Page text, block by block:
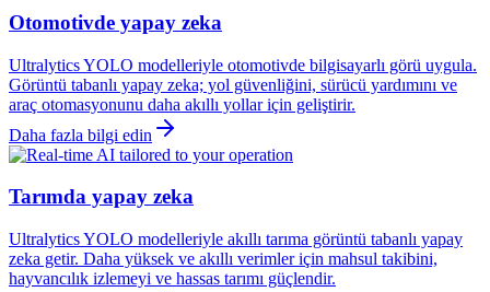
Otomotivde yapay zeka
Ultralytics YOLO modelleriyle otomotivde bilgisayarlı görü uygula.
Görüntü tabanlı yapay zeka; yol güvenliğini, sürücü yardımını ve
araç otomasyonunu daha akıllı yollar için geliştirir.
Daha fazla bilgi edin
Tarımda yapay zeka
Ultralytics YOLO modelleriyle akıllı tarıma görüntü tabanlı yapay
zeka getir. Daha yüksek ve akıllı verimler için mahsul takibini,
hayvancılık izlemeyi ve hassas tarımı güçlendir.